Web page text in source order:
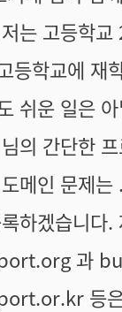
는 고등학
등학교에 재
쉬운 일은
의 간단한
메인 문제는
하겠습니
과
등은